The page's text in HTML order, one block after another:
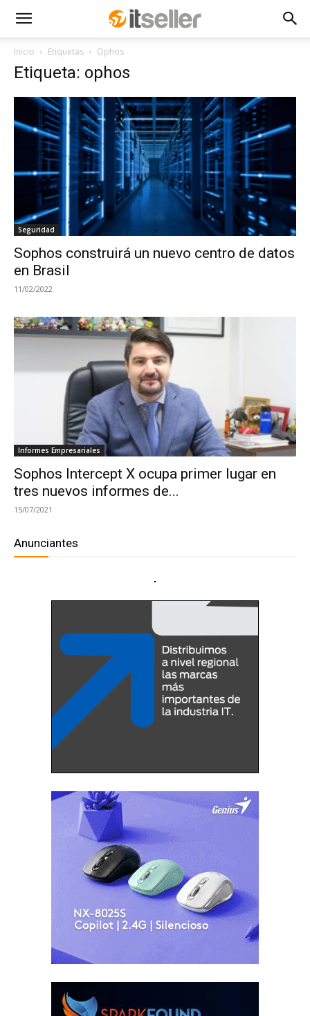
Inicio Etiquetas Ophos
Etiqueta: ophos
Seguridad
Sophos construirá un nuevo centro de datos
en Brasil
11/02/2022
Informes Empresariales
Sophos Intercept X ocupa primer lugar en
tres nuevos informes de...
15/07/2021
Anunciantes